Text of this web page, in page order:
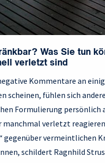
Was Sie tun
verletzt sind
Kommentare an
scheinen, fühlen sich
Formulierung persönlich
manchmal verletzt
gegenüber vermeintlichen
schildert Ragnhild